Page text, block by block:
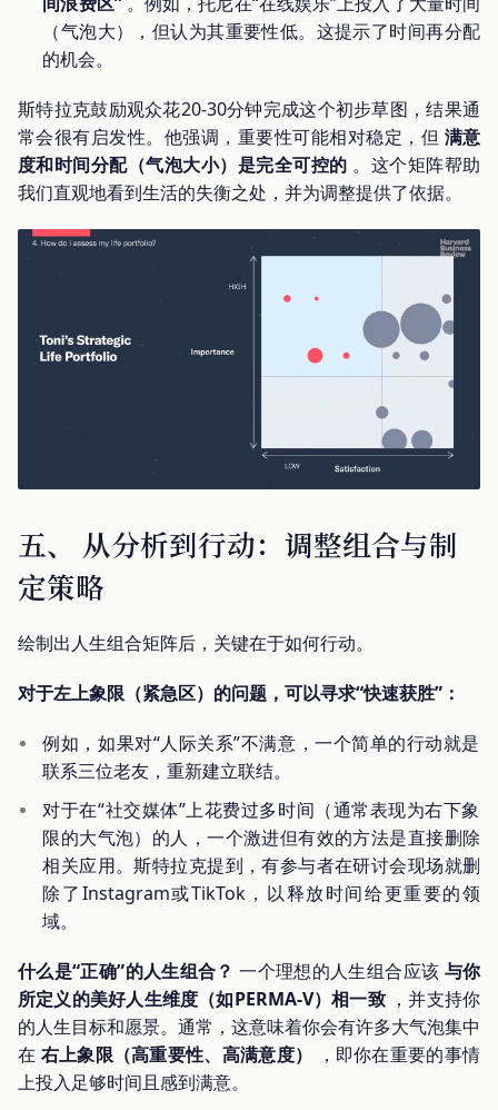
（气泡大），但认为其重要性低。这提示了时间再分配
的机会。
斯特拉克鼓励观众花20-30分钟完成这个初步草图，结果通
常会很有启发性。他强调，重要性可能相对稳定，但 满意
度和时间分配（气泡大小）是完全可控的 。这个矩阵帮助
我们直观地看到生活的失衡之处，并为调整提供了依据。
五、 从分析到行动：调整组合与制
定策略
绘制出人生组合矩阵后，关键在于如何行动。
对于左上象限（紧急区）的问题，可以寻求“快速获胜”：
例如，如果对“人际关系”不满意，一个简单的行动就是
联系三位老友，重新建立联结。
对于在“社交媒体”上花费过多时间（通常表现为右下象
限的大气泡）的人，一个激进但有效的方法是直接删除
相关应用。斯特拉克提到，有参与者在研讨会现场就删
除了Instagram或TikTok，以释放时间给更重要的领
域。
什么是“正确”的人生组合？ 一个理想的人生组合应该 与你
所定义的美好人生维度（如PERMA-V）相一致，并支持你
的人生目标和愿景。通常，这意味着你会有许多大气泡集中
在 右上象限（高重要性、高满意度）
，即你在重要的事情
上投入足够时间且感到满意。